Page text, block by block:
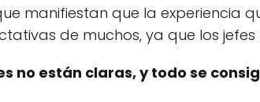
manifiestan que la experiencia
de muchos, ya que los
no están claras, y todo se